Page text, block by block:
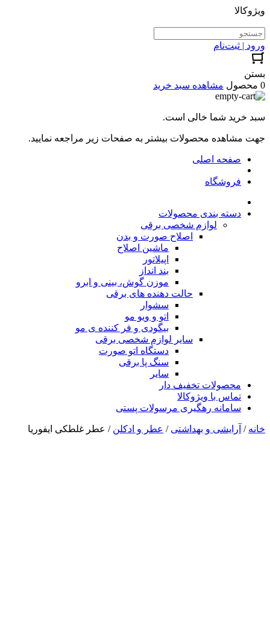
ویژوکالا
ورود | ثبت‌نام
بستن
0 محصول
مشاهده سبد خرید
سبد خرید شما خالی است.
جهت مشاهده محصولات بیشتر به صفحات زیر مراجعه نمایید.
صفحه اصلی
فروشگاه
دسته بندی محصولات
لوازم شخصی برقی
اصلاح صورت و بدن
ماشین اصلاح
اپیلاتور
بند انداز
موزن گوش، بینی و ابرو
حالت دهنده های برقی
سشوار
اتو و ویو مو
بیگودی و فر کننده ی مو
سایر لوازم شخصی برقی
دستگاه اتو صورت
سنگ پا برقی
سایر
محصولات تخفیف دار
تماس با ویژوکالا
سامانه رهگیری مرسولات پستی
خانه / آرایشی و بهداشتی / عطر و ادکلن / عطر غلطکی ایفوریا